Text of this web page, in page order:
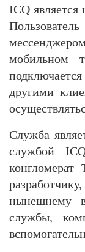
ICQ
мобильном
другими
Служба
службой
нынешнему
службы,